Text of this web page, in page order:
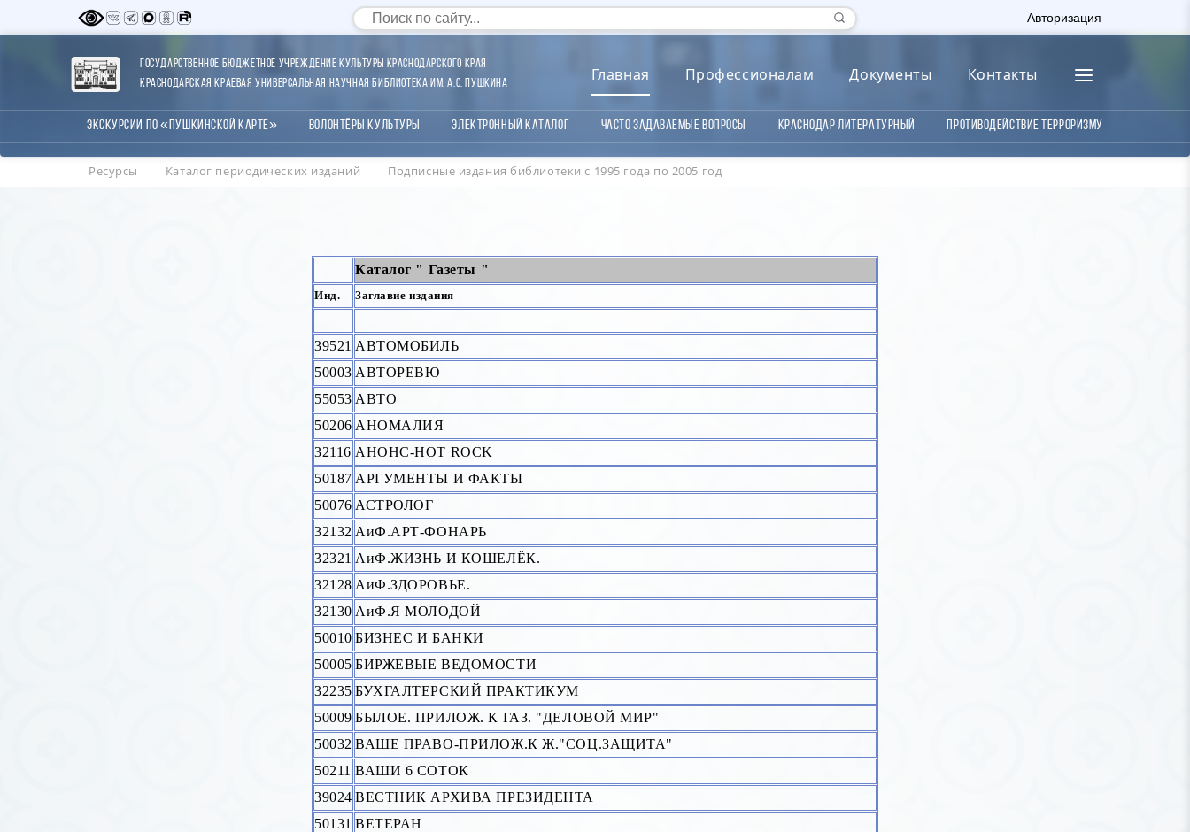
Авторизация
Государственное бюджетное учреждение культуры Краснодарского края
Краснодарская краевая универсальная научная библиотека им. А.С. Пушкина
Главная Профессионалам Документы Контакты
Экскурсии по «Пушкинской карте» Волонтёры Культуры Электронный каталог Часто задаваемые вопросы Краснодар литературный Противодействие терроризму
Ресурсы Каталог периодических изданий Подписные издания библиотеки с 1995 года по 2005 год
Каталог " Газеты "
Инд. Заглавие издания
39521 АВТОМОБИЛЬ
50003 АВТОРЕВЮ
55053 АВТО
50206 АНОМАЛИЯ
32116 АНОНС-HOT ROCK
50187 АРГУМЕHТЫ И ФАКТЫ
50076 АСТРОЛОГ
32132 АиФ.АРТ-ФОНАРЬ
32321 АиФ.ЖИЗНЬ И КОШЕЛЁК.
32128 АиФ.ЗДОРОВЬЕ.
32130 АиФ.Я МОЛОДОЙ
50010 БИЗHЕС И БАHКИ
50005 БИРЖЕВЫЕ ВЕДОМОСТИ
32235 БУХГАЛТЕРСКИЙ ПРАКТИКУМ
50009 БЫЛОЕ. ПРИЛОЖ. К ГАЗ. "ДЕЛОВОЙ МИР"
50032 ВАШЕ ПРАВО-ПРИЛОЖ.К Ж."СОЦ.ЗАЩИТА"
50211 ВАШИ 6 СОТОК
39024 ВЕСТНИК АРХИВА ПРЕЗИДЕНТА
50131 ВЕТЕРАH